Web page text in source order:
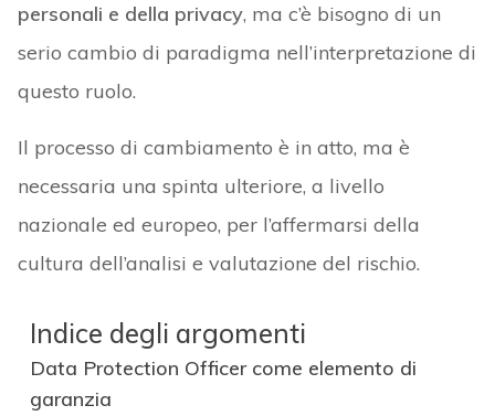
personali e della privacy, ma c’è bisogno di un
serio cambio di paradigma nell’interpretazione di
questo ruolo.
Il processo di cambiamento è in atto, ma è
necessaria una spinta ulteriore, a livello
nazionale ed europeo, per l’affermarsi della
cultura dell’analisi e valutazione del rischio.
Indice degli argomenti
Data Protection Officer come elemento di
garanzia